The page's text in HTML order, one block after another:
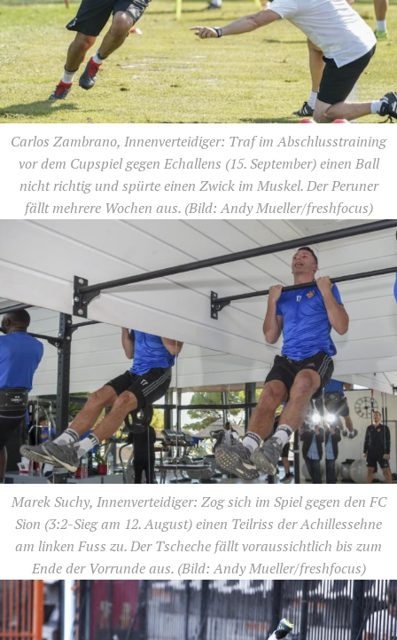
Carlos Zambrano, Innenverteidiger: Traf im Abschlusstraining
vor dem Cupspiel gegen Echallens (15. September) einen Ball
nicht richtig und spürte einen Zwick im Muskel. Der Peruner
fällt mehrere Wochen aus.(Bild: Andy Mueller/freshfocus)
Marek Suchy, Innenverteidiger: Zog sich im Spiel gegen den FC
Sion (3:2-Sieg am 12. August) einen Teilriss der Achillessehne
am linken Fuss zu. Der Tscheche fällt voraussichtlich bis zum
Ende der Vorrunde aus.(Bild: Andy Mueller/freshfocus)